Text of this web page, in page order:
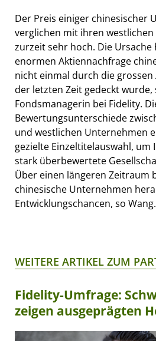
Der Preis einiger chinesischer
verglichen mit ihren
zurzeit sehr hoch. Die
enormen Aktiennachfrage
nicht einmal durch die
der letzten Zeit gedeckt
Fondsmanagerin bei Fidelity.
Bewertungsunterschiede
und westlichen Unternehmen
gezielte Einzeltitelauswahl, um
stark überbewertete
Über einen längeren Zeitraum
chinesische Unternehmen
Entwicklungschancen, so Wang.
WEITERE ARTIKEL ZUM
Fidelity-Umfrage:
zeigen ausgeprägten